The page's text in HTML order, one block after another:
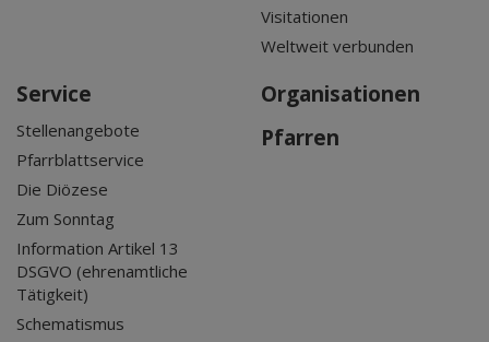
Visitationen
Weltweit verbunden
Service
Stellenangebote
Pfarrblattservice
Die Diözese
Zum Sonntag
Information Artikel 13
DSGVO (ehrenamtliche
Tätigkeit)
Schematismus
Organisationen
Pfarren